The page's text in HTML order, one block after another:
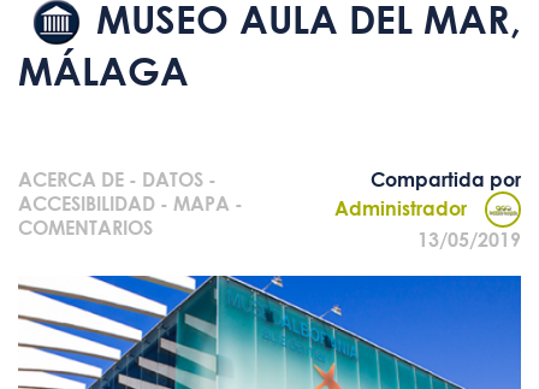
MUSEO AULA DEL MAR,
MÁLAGA
ACERCA DE - DATOS -
ACCESIBILIDAD - MAPA -
COMENTARIOS
Compartida por
Administrador
13/05/2019